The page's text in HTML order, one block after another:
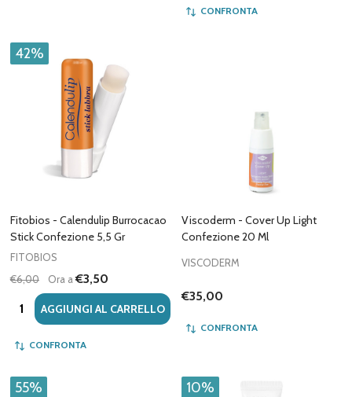
CONFRONTA
42%
Fitobios - Calendulip Burrocacao
Stick Confezione 5,5 Gr
FITOBIOS
€6,00
Ora a€3,50
Quantità:AGGIUNGI AL CARRELLO
CONFRONTA
Viscoderm - Cover Up Light
Confezione 20 Ml
VISCODERM
€35,00
CONFRONTA
55% 10%